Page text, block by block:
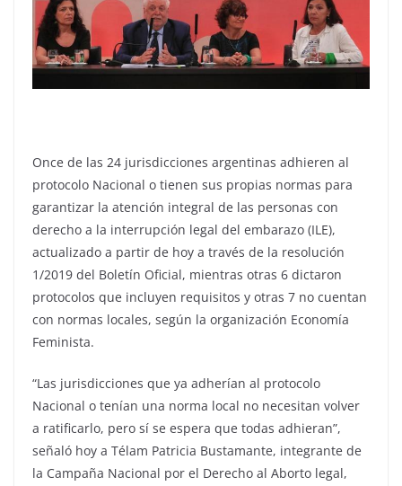
Once de las 24 jurisdicciones argentinas adhieren al
protocolo Nacional o tienen sus propias normas para
garantizar la atención integral de las personas con
derecho a la interrupción legal del embarazo (ILE),
actualizado a partir de hoy a través de la resolución
1/2019 del Boletín Oficial, mientras otras 6 dictaron
protocolos que incluyen requisitos y otras 7 no cuentan
con normas locales, según la organización Economía
Feminista.
“Las jurisdicciones que ya adherían al protocolo
Nacional o tenían una norma local no necesitan volver
a ratificarlo, pero sí se espera que todas adhieran”,
señaló hoy a Télam Patricia Bustamante, integrante de
la Campaña Nacional por el Derecho al Aborto legal,